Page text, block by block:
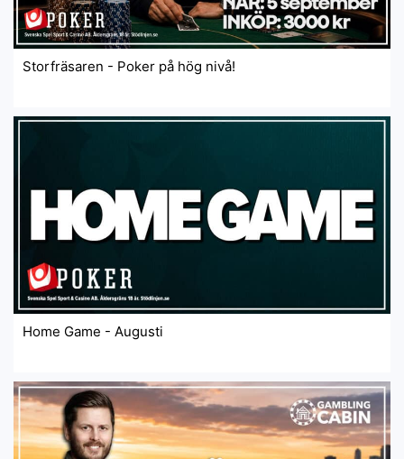
Storfräsaren - Poker på hög nivå!
Home Game - Augusti